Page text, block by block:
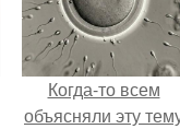
Когда-то всем
объясняли эту